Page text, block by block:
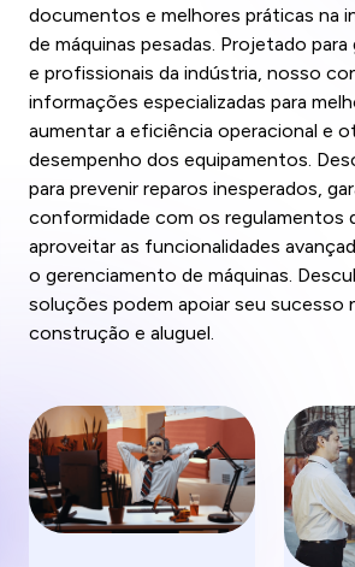
documentos e melhores práticas na
de máquinas pesadas. Projetado
e profissionais da indústria, nosso
informações especializadas para
aumentar a eficiência operacional e
desempenho dos equipamentos.
para prevenir reparos inesperados,
conformidade com os regulamentos
aproveitar as funcionalidades
o gerenciamento de máquinas.
soluções podem apoiar seu sucesso
construção e aluguel.